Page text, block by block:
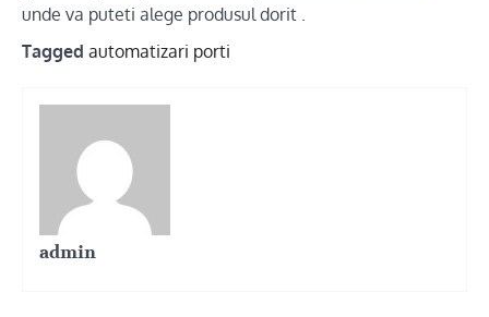
unde va puteti alege produsul dorit .
Tagged automatizari porti
admin